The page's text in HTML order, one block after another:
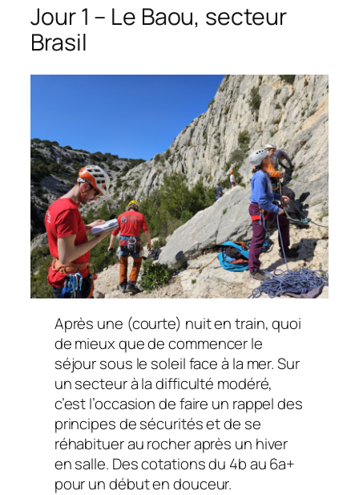
Jour 1 – Le Baou, secteur
Brasil
Après une (courte) nuit en train, quoi
de mieux que de commencer le
séjour sous le soleil face à la mer. Sur
un secteur à la difficulté modéré,
c’est l’occasion de faire un rappel des
principes de sécurités et de se
réhabituer au rocher après un hiver
en salle. Des cotations du 4b au 6a+
pour un début en douceur.